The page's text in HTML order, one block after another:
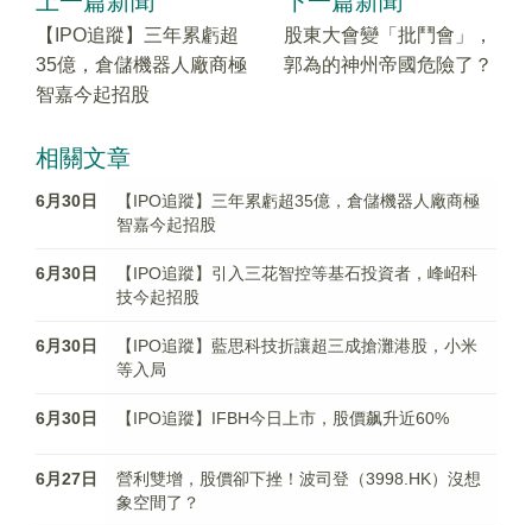
【IPO追蹤】三年累虧超
35億，倉儲機器人廠商極
智嘉今起招股
股東大會變「批鬥會」，
郭為的神州帝國危險了？
相關文章
6月30日
【IPO追蹤】三年累虧超35億，倉儲機器人廠商極
智嘉今起招股
6月30日
【IPO追蹤】引入三花智控等基石投資者，峰岹科
技今起招股
6月30日
【IPO追蹤】藍思科技折讓超三成搶灘港股，小米
等入局
6月30日 【IPO追蹤】IFBH今日上市，股價飙升近60%
6月27日
營利雙增，股價卻下挫！波司登（3998.HK）沒想
象空間了？